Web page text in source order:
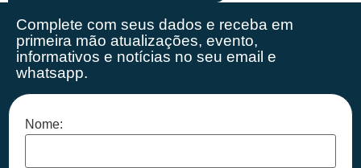
Complete com seus dados e receba em
primeira mão atualizações, evento,
informativos e notícias no seu email e
whatsapp.
Nome: